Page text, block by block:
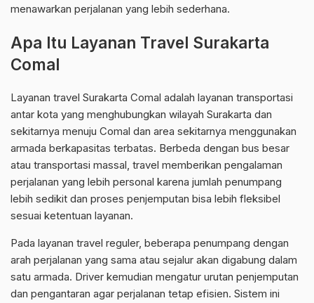
menawarkan perjalanan yang lebih sederhana.
Apa Itu Layanan Travel Surakarta
Comal
Layanan travel Surakarta Comal adalah layanan transportasi
antar kota yang menghubungkan wilayah Surakarta dan
sekitarnya menuju Comal dan area sekitarnya menggunakan
armada berkapasitas terbatas. Berbeda dengan bus besar
atau transportasi massal, travel memberikan pengalaman
perjalanan yang lebih personal karena jumlah penumpang
lebih sedikit dan proses penjemputan bisa lebih fleksibel
sesuai ketentuan layanan.
Pada layanan travel reguler, beberapa penumpang dengan
arah perjalanan yang sama atau sejalur akan digabung dalam
satu armada. Driver kemudian mengatur urutan penjemputan
dan pengantaran agar perjalanan tetap efisien. Sistem ini